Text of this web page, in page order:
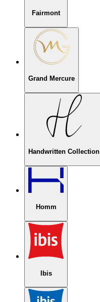
Fairmont
Grand Mercure
Handwritten Collection
Homm
Ibis